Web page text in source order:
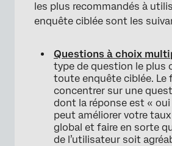
les plus recommandés à
enquête ciblée sont les
Questions à choix
type de question le plus
toute enquête ciblée. Le
concentrer sur une
dont la réponse est «
peut améliorer votre
global et faire en sorte
de l’utilisateur soit